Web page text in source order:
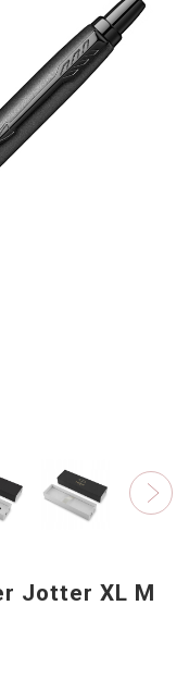
Jotter XL M